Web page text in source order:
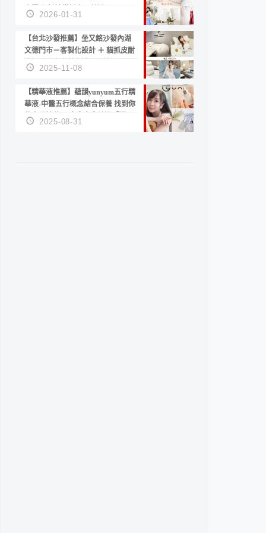
套服務 新娘備婚省心首選！
2026-01-31
【台北沙發推薦】坐又銘沙發內湖
文德門市－客製化設計 ＋ 貓抓皮耐
磨好清潔｜直營直銷、價格透明
高CP值打造夢想居家風格
2025-11-08
【精華液推薦】蘊韻yunyum五行精
華液-中醫五行概念結合保養 找到你
的專屬精華！ 水㊀土㊀就選「潤・
賦精華」維持肌膚剛剛好的平衡
2025-08-31